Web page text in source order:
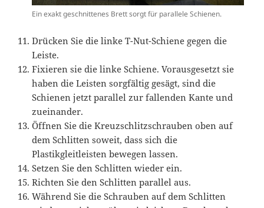
Ein exakt geschnittenes Brett sorgt für parallele Schienen.
Drücken Sie die linke T-Nut-Schiene gegen die
Leiste.
Fixieren sie die linke Schiene. Vorausgesetzt sie
haben die Leisten sorgfältig gesägt, sind die
Schienen jetzt parallel zur fallenden Kante und
zueinander.
Öffnen Sie die Kreuzschlitzschrauben oben auf
dem Schlitten soweit, dass sich die
Plastikgleitleisten bewegen lassen.
Setzen Sie den Schlitten wieder ein.
Richten Sie den Schlitten parallel aus.
Während Sie die Schrauben auf dem Schlitten